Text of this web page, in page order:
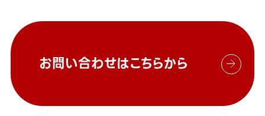
お問い合わせはこちらから